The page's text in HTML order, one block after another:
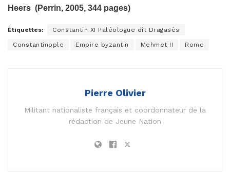
Heers (Perrin, 2005, 344 pages)
Étiquettes: Constantin XI Paléologue dit Dragasès
Constantinople Empire byzantin Mehmet II Rome
Pierre Olivier
Militant nationaliste français et coordonnateur de la
rédaction de Jeune Nation